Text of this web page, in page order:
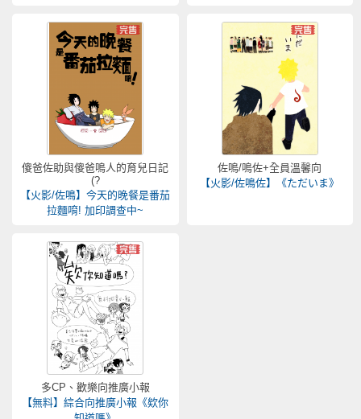
傻爸佐助與傻爸鳴人的育兒日記
(?
【火影/佐鳴】今天的晚餐是番茄
拉麵唷! 加印調查中~
佐鳴/鳴佐+全員溫馨向
【火影/佐鳴佐】《ただいま》
多CP、歡樂向推廣小報
【無料】綜合向推廣小報《欸你